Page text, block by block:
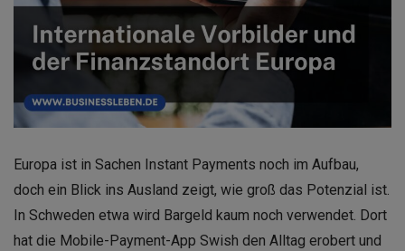
Europa ist in Sachen Instant Payments noch im Aufbau,
doch ein Blick ins Ausland zeigt, wie groß das Potenzial ist.
In Schweden etwa wird Bargeld kaum noch verwendet. Dort
hat die Mobile-Payment-App Swish den Alltag erobert und